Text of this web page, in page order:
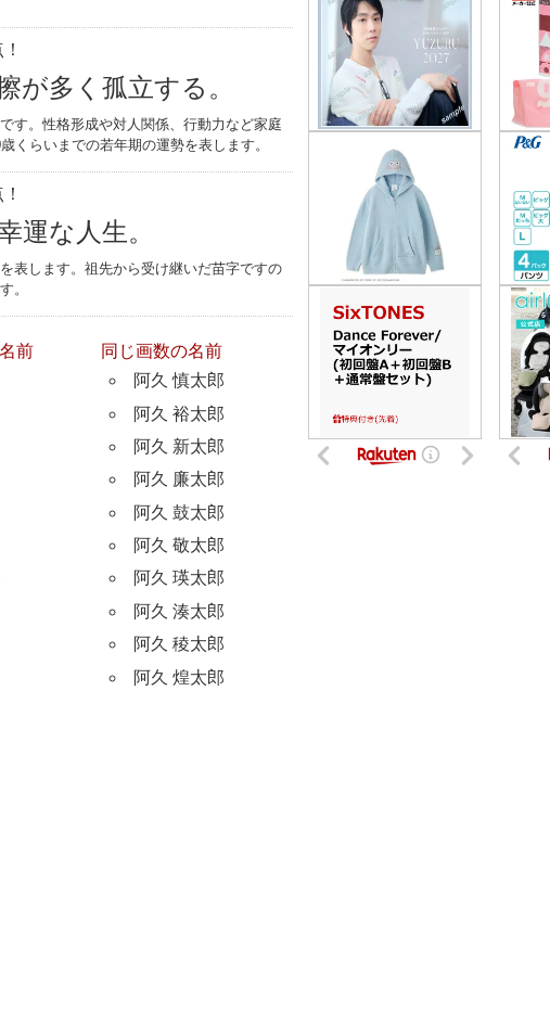
が多く孤立する。
す。性格形成や対人関係、行動力など家庭
くらいまでの若年期の運勢を表します。
運な人生。
表します。祖先から受け継いだ苗字ですの
。
前
同じ画数の名前
阿久 慎太郎
阿久 裕太郎
阿久 新太郎
阿久 廉太郎
阿久 鼓太郎
阿久 敬太郎
阿久 瑛太郎
阿久 湊太郎
阿久 稜太郎
阿久 煌太郎